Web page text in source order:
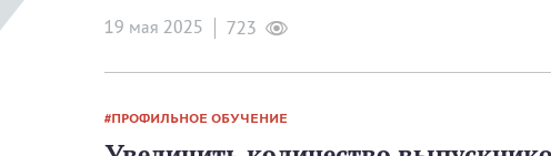
19 мая 2025 723
ПРОФИЛЬНОЕ ОБУЧЕНИЕ